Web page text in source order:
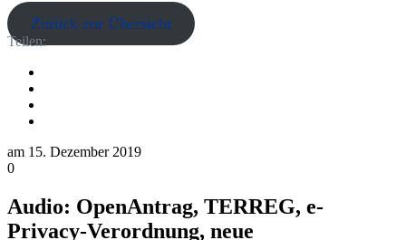
Zurück zur Übersicht
Teilen:
am 15. Dezember 2019
0
Audio: OpenAntrag, TERREG, e-
Privacy-Verordnung, neue